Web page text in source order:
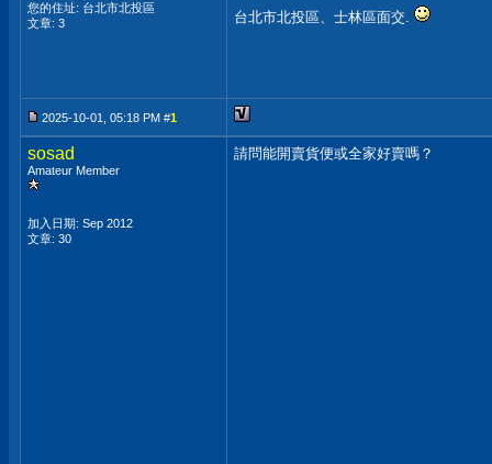
您的住址: 台北市北投區
文章: 3
台北市北投區、士林區面交.
2025-10-01, 05:18 PM #1
sosad
Amateur Member
加入日期: Sep 2012
文章: 30
請問能開賣貨便或全家好賣嗎？